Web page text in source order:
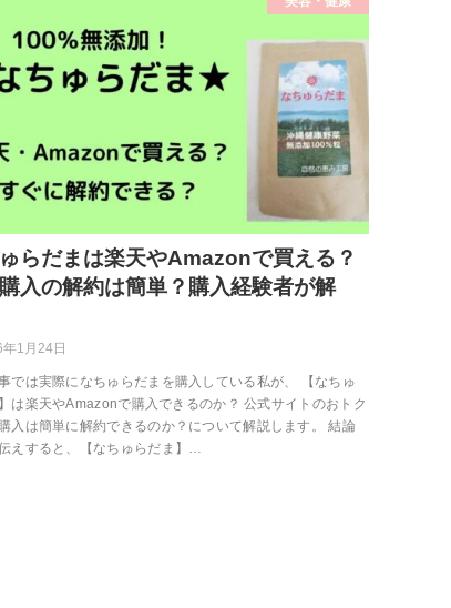
らだまは楽天やAmazonで買える？
入の解約は簡単？購入経験者が解
1月24日
では実際になちゅらだまを購入している私が、 【なちゅ
は楽天やAmazonで購入できるのか？ 公式サイトのおトク
入は簡単に解約できるのか？について解説します。 結論
えすると、【なちゅらだま】…